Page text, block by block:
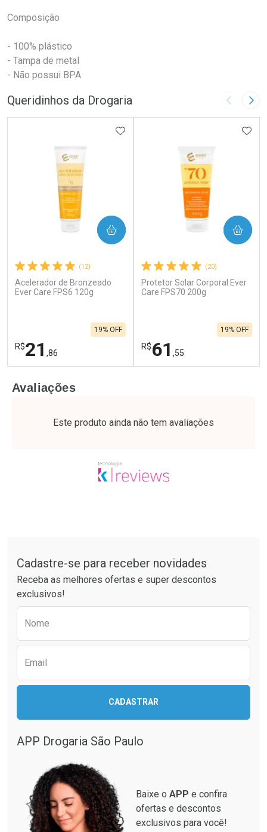
Composição
- 100% plástico
- Tampa de metal
- Não possui BPA
Queridinhos da Drogaria Imagem
(12)
Acelerador de Bronzeado
Ever Care FPS6 120g
R$21 ,86
19% OFF
ADICIONAR AOS FAVORITOS
COMPRAR
Laboratório
Ativar Desconto
Comprar sem Desconto
Por Menos
Comprar sem Desconto
Por R$ 21,86/cada
(20)
Protetor Solar Corporal Ever
Care FPS70 200g
R$61 ,55
19% OFF
COMPRAR
Laboratório
Ativar Desconto
Comprar sem Desconto
Por Menos
Comprar sem Desconto
Avaliações
Este produto ainda não tem avaliações
Cadastre-se para receber novidades
Receba as melhores ofertas e super descontos
exclusivos!
Nome
Email
CADASTRAR
APP Drogaria São Paulo
Baixe o APP e confira
ofertas e descontos
exclusivos para você!